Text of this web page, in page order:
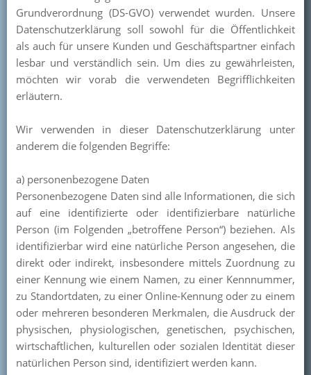
Grundverordnung (DS-GVO) verwendet wurden. Unsere
Datenschutzerklärung soll sowohl für die Öffentlichkeit
als auch für unsere Kunden und Geschäftspartner einfach
lesbar und verständlich sein. Um dies zu gewährleisten,
möchten wir vorab die verwendeten Begrifflichkeiten
erläutern.
Wir verwenden in dieser Datenschutzerklärung unter
anderem die folgenden Begriffe:
a) personenbezogene Daten
Personenbezogene Daten sind alle Informationen, die sich
auf eine identifizierte oder identifizierbare natürliche
Person (im Folgenden „betroffene Person“) beziehen. Als
identifizierbar wird eine natürliche Person angesehen, die
direkt oder indirekt, insbesondere mittels Zuordnung zu
einer Kennung wie einem Namen, zu einer Kennnummer,
zu Standortdaten, zu einer Online-Kennung oder zu einem
oder mehreren besonderen Merkmalen, die Ausdruck der
physischen, physiologischen, genetischen, psychischen,
wirtschaftlichen, kulturellen oder sozialen Identität dieser
natürlichen Person sind, identifiziert werden kann.